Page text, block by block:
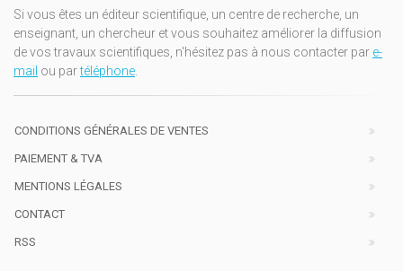
Si vous êtes un éditeur scientifique, un centre de recherche, un
enseignant, un chercheur et vous souhaitez améliorer la diffusion
de vos travaux scientifiques, n'hésitez pas à nous contacter par e-
mail ou partéléphone.
CONDITIONS GÉNÉRALES DE VENTES
PAIEMENT & TVA
MENTIONS LÉGALES
CONTACT
RSS